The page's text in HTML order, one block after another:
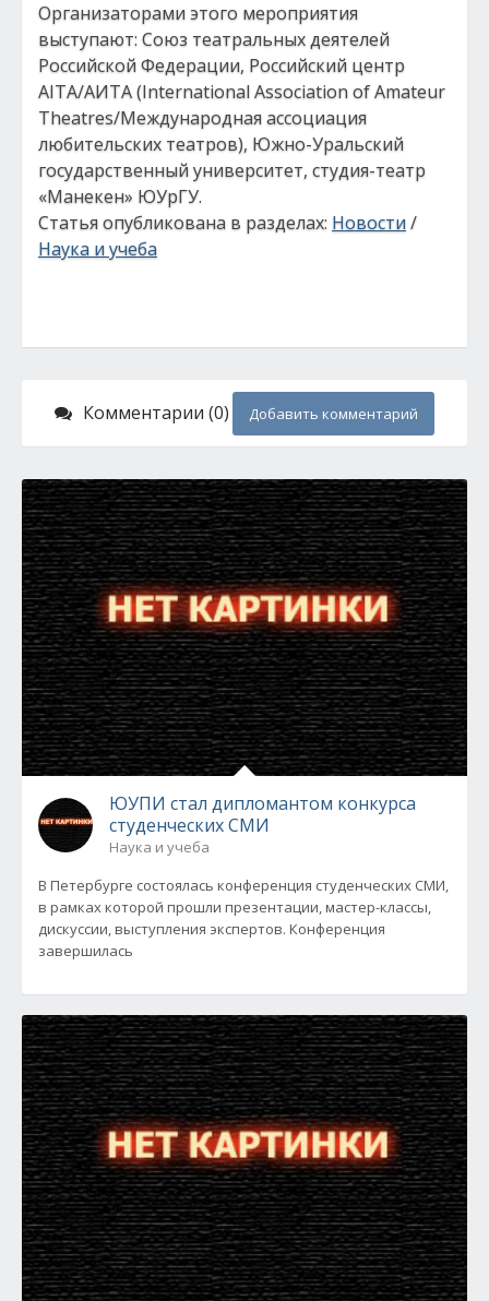
Организаторами этого мероприятия
выступают: Союз театральных деятелей
Российской Федерации, Российский центр
AITA/АИТА (International Association of Amateur
Theatres/Международная ассоциация
любительских театров), Южно-Уральский
государственный университет, студия-театр
«Манекен» ЮУрГУ.
Статья опубликована в разделах: Новости/
Наука и учеба
Комментарии (0) Добавить комментарий
ЮУПИ стал дипломантом конкурса
студенческих СМИ
Наука и учеба
В Петербурге состоялась конференция студенческих СМИ,
в рамках которой прошли презентации, мастер-классы,
дискуссии, выступления экспертов. Конференция
завершилась